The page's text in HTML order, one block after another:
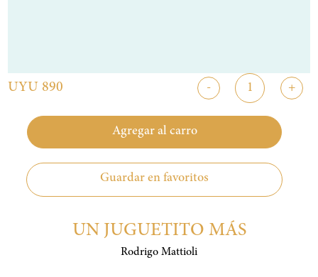
UYU 890 - +
Agregar al carro
Guardar en favoritos
UN JUGUETITO MÁS
Rodrigo Mattioli